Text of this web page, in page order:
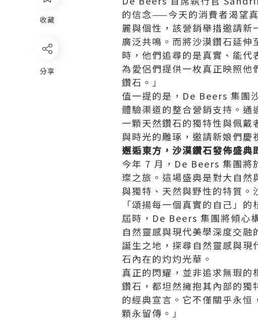
收藏
分享
的信念——今天的消費者渴望
麗與個性，該營銷舉措邀請
廣泛共鳴。而將沙漠鑽石延
時，他們追尋的是真實、能
為愛侶們提供一枚真正映照
鑽石。」
值一提的是，De Beers 集團
體驗渠道的整合營銷支持。
一顆天然鑽石的獨特性與佩戴
與時光的雕琢，邀請新娘們慶
邂逅東方，沙漠鑽石發佈盛典
今年 7 月，De Beers 集團將
璨之旅。這場盛典是對大自
與獨特、天然與野性的特質。
「頌揚每一個真實的自己」的
屆時，De Beers 集團將傾心
自然靈感與現代美學深度交
誕生之地，探尋自然靈感與
石內在的灼灼光華。
真正的閃耀，並非追求無瑕
鑽石，都坦然擁抱其內部的
的經典宣言。它不僅關乎永
顆永留傳。」